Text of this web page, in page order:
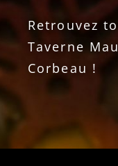
Retrouvez
Taverne
Corbeau !